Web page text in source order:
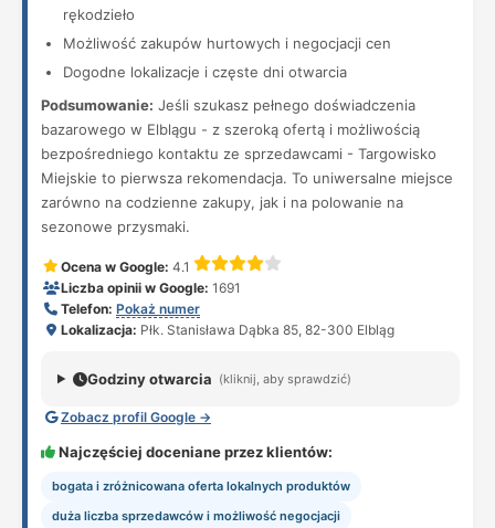
rękodzieło
Możliwość zakupów hurtowych i negocjacji cen
Dogodne lokalizacje i częste dni otwarcia
Podsumowanie: Jeśli szukasz pełnego doświadczenia
bazarowego w Elblągu - z szeroką ofertą i możliwością
bezpośredniego kontaktu ze sprzedawcami - Targowisko
Miejskie to pierwsza rekomendacja. To uniwersalne miejsce
zarówno na codzienne zakupy, jak i na polowanie na
sezonowe przysmaki.
Ocena w Google: 4.1
Liczba opinii w Google: 1691
Telefon: Pokaż numer
Lokalizacja: Płk. Stanisława Dąbka 85, 82-300 Elbląg
Godziny otwarcia (kliknij, aby sprawdzić)
Zobacz profil Google →
Najczęściej doceniane przez klientów:
bogata i zróżnicowana oferta lokalnych produktów
duża liczba sprzedawców i możliwość negocjacji